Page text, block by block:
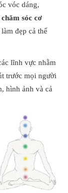
vóc dáng,
chăm sóc cơ
đẹp cả thể
lĩnh vực nhằm
trước mọi người
hình ảnh và cả